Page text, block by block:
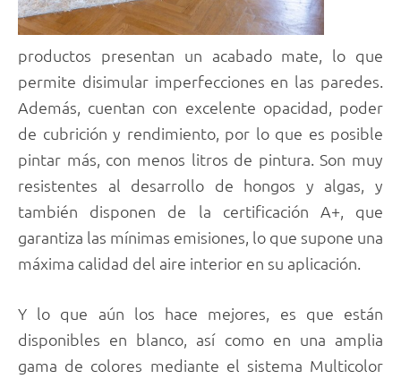
productos presentan un acabado mate, lo que
permite disimular imperfecciones en las paredes.
Además, cuentan con excelente opacidad, poder
de cubrición y rendimiento, por lo que es posible
pintar más, con menos litros de pintura. Son muy
resistentes al desarrollo de hongos y algas, y
también disponen de la certificación A+, que
garantiza las mínimas emisiones, lo que supone una
máxima calidad del aire interior en su aplicación.
Y lo que aún los hace mejores, es que están
disponibles en blanco, así como en una amplia
gama de colores mediante el sistema Multicolor